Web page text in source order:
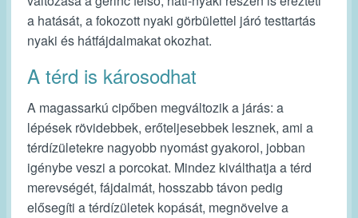
a hatását, a fokozott nyaki görbülettel járó testtartás
nyaki és hátfájdalmakat okozhat.
A térd is károsodhat
A magassarkú cipőben megváltozik a járás: a
lépések rövidebbek, erőteljesebbek lesznek, ami a
térdízületekre nagyobb nyomást gyakorol, jobban
igénybe veszi a porcokat. Mindez kiválthatja a térd
merevségét, fájdalmát, hosszabb távon pedig
elősegíti a térdízületek kopását, megnövelve a